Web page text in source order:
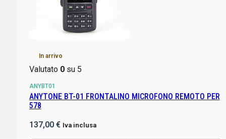
In arrivo
Valutato 0su 5
ANYBT01
ANYTONE BT-01 FRONTALINO MICROFONO REMOTO PER
578
137,00 € Iva inclusa